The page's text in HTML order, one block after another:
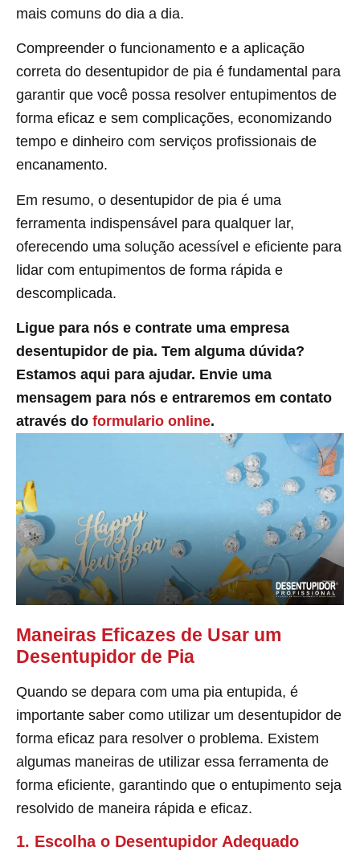
mais comuns do dia a dia.
Compreender o funcionamento e a aplicação
correta do desentupidor de pia é fundamental para
garantir que você possa resolver entupimentos de
forma eficaz e sem complicações, economizando
tempo e dinheiro com serviços profissionais de
encanamento.
Em resumo, o desentupidor de pia é uma
ferramenta indispensável para qualquer lar,
oferecendo uma solução acessível e eficiente para
lidar com entupimentos de forma rápida e
descomplicada.
Ligue para nós e contrate uma empresa
desentupidor de pia. Tem alguma dúvida?
Estamos aqui para ajudar. Envie uma
mensagem para nós e entraremos em contato
através do formulario online.
Maneiras Eficazes de Usar um
Desentupidor de Pia
Quando se depara com uma pia entupida, é
importante saber como utilizar um desentupidor de
forma eficaz para resolver o problema. Existem
algumas maneiras de utilizar essa ferramenta de
forma eficiente, garantindo que o entupimento seja
resolvido de maneira rápida e eficaz.
1. Escolha o Desentupidor Adequado